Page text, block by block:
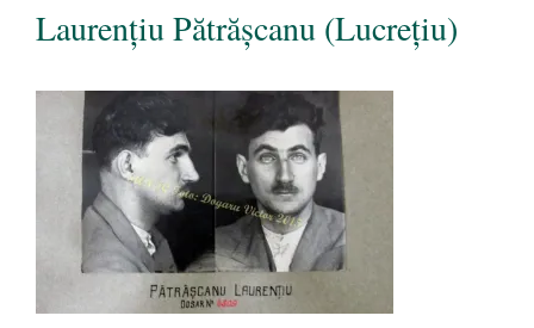
Laurențiu Pătrășcanu (Lucrețiu)